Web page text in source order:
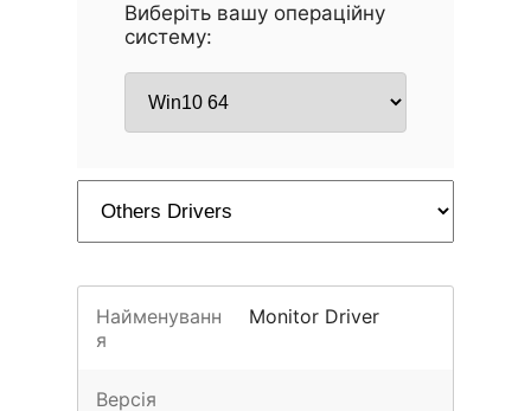
Виберіть вашу операційну
систему:
Найменуванн
я
Monitor Driver
Версія